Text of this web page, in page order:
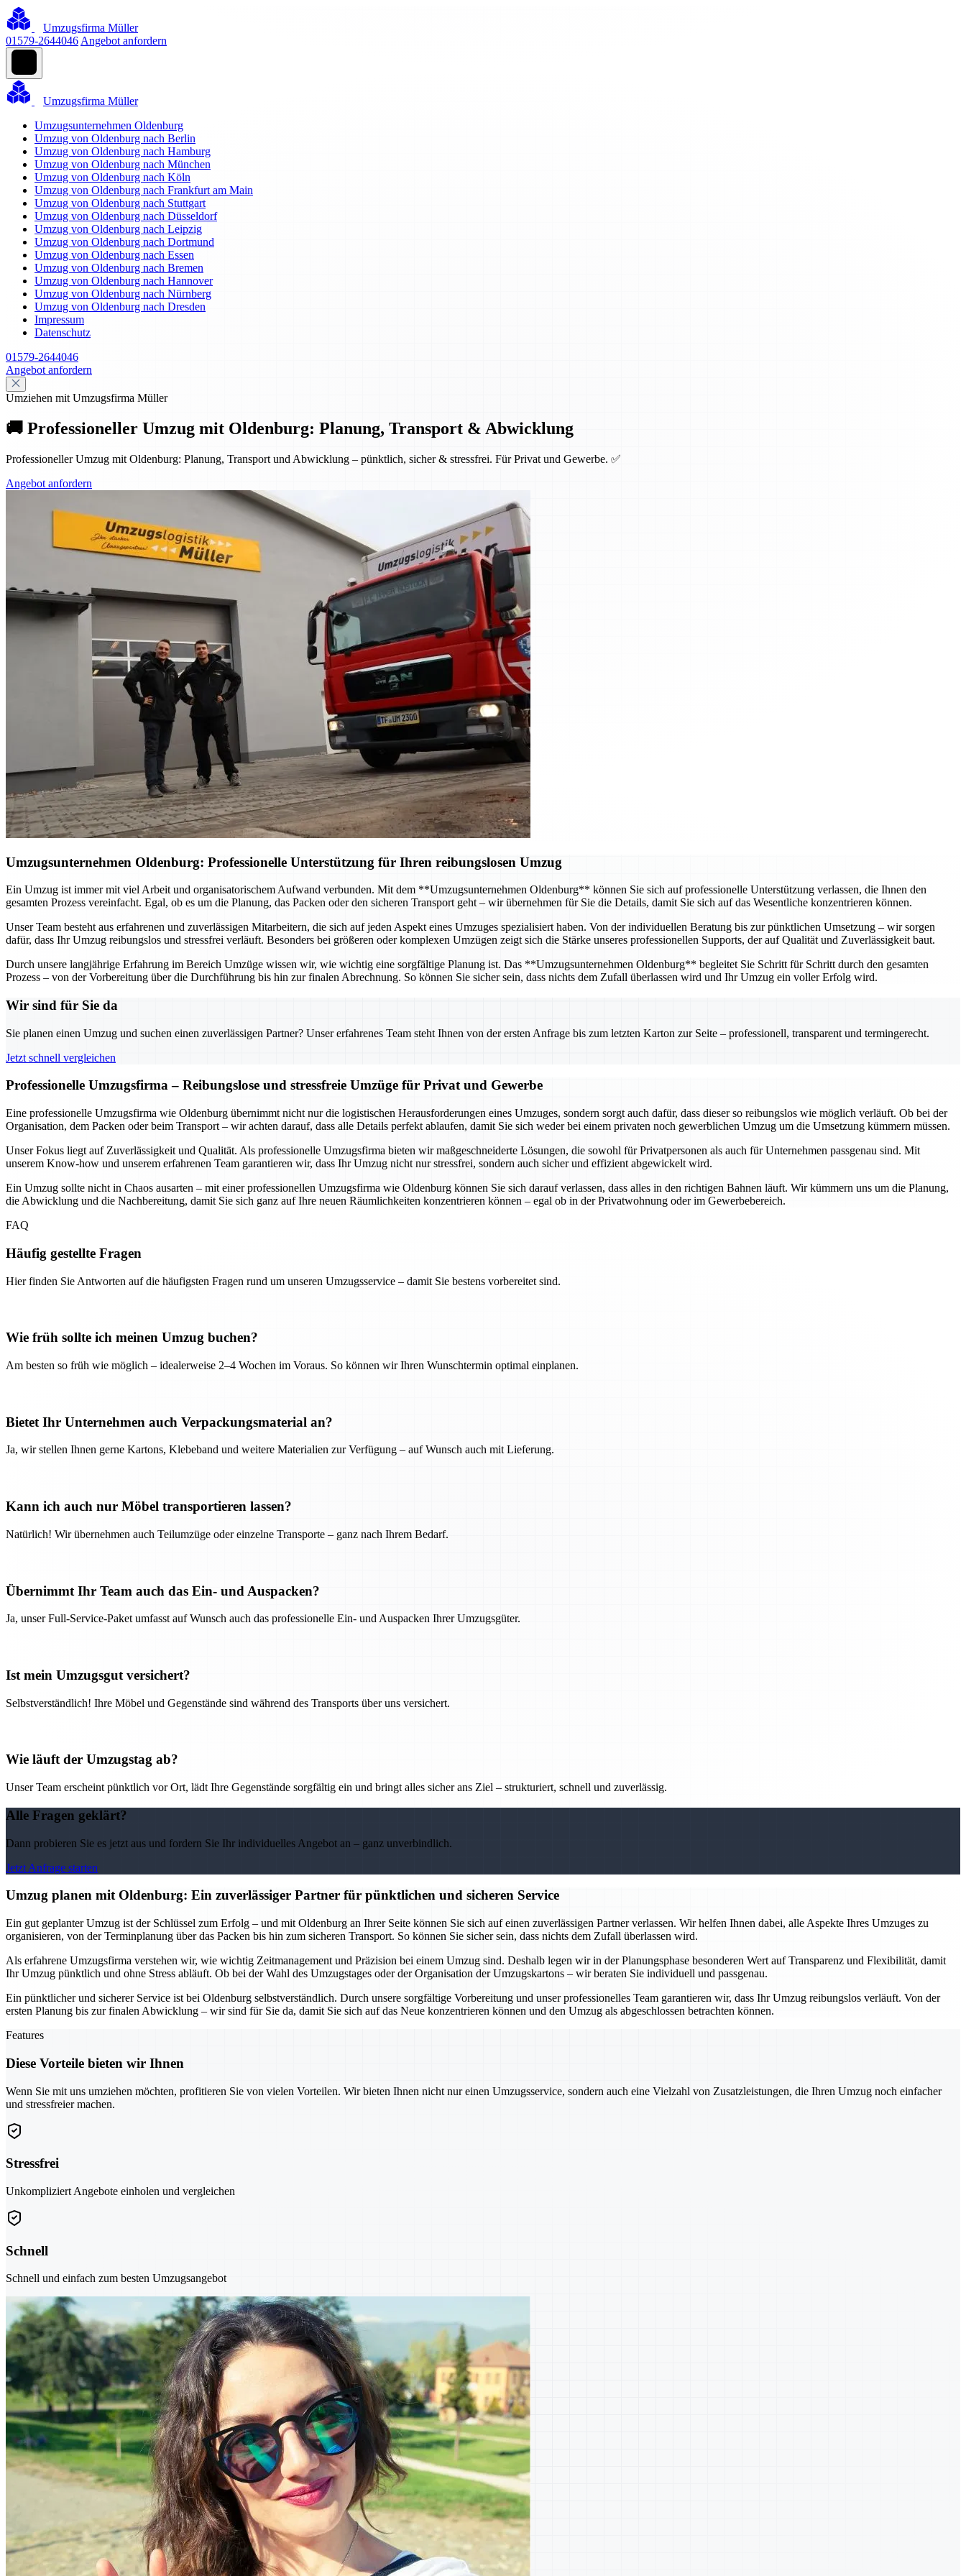
Umzugsfirma Müller
01579-2644046 Angebot anfordern
Umzugsfirma Müller
Umzugsunternehmen Oldenburg
Umzug von Oldenburg nach Berlin
Umzug von Oldenburg nach Hamburg
Umzug von Oldenburg nach München
Umzug von Oldenburg nach Köln
Umzug von Oldenburg nach Frankfurt am Main
Umzug von Oldenburg nach Stuttgart
Umzug von Oldenburg nach Düsseldorf
Umzug von Oldenburg nach Leipzig
Umzug von Oldenburg nach Dortmund
Umzug von Oldenburg nach Essen
Umzug von Oldenburg nach Bremen
Umzug von Oldenburg nach Hannover
Umzug von Oldenburg nach Nürnberg
Umzug von Oldenburg nach Dresden
Impressum
Datenschutz
01579-2644046
Angebot anfordern
Umziehen mit Umzugsfirma Müller
🚚 Professioneller Umzug mit Oldenburg: Planung, Transport & Abwicklung
Professioneller Umzug mit Oldenburg: Planung, Transport und Abwicklung – pünktlich, sicher & stressfrei. Für Privat und Gewerbe. ✅
Angebot anfordern
Umzugsunternehmen Oldenburg: Professionelle Unterstützung für Ihren reibungslosen Umzug
Ein Umzug ist immer mit viel Arbeit und organisatorischem Aufwand verbunden. Mit dem **Umzugsunternehmen Oldenburg** können Sie sich auf professionelle Unterstützung verlassen, die Ihnen den
gesamten Prozess vereinfacht. Egal, ob es um die Planung, das Packen oder den sicheren Transport geht – wir übernehmen für Sie die Details, damit Sie sich auf das Wesentliche konzentrieren können.
Unser Team besteht aus erfahrenen und zuverlässigen Mitarbeitern, die sich auf jeden Aspekt eines Umzuges spezialisiert haben. Von der individuellen Beratung bis zur pünktlichen Umsetzung – wir sorgen
dafür, dass Ihr Umzug reibungslos und stressfrei verläuft. Besonders bei größeren oder komplexen Umzügen zeigt sich die Stärke unseres professionellen Supports, der auf Qualität und Zuverlässigkeit baut.
Durch unsere langjährige Erfahrung im Bereich Umzüge wissen wir, wie wichtig eine sorgfältige Planung ist. Das **Umzugsunternehmen Oldenburg** begleitet Sie Schritt für Schritt durch den gesamten
Prozess – von der Vorbereitung über die Durchführung bis hin zur finalen Abrechnung. So können Sie sicher sein, dass nichts dem Zufall überlassen wird und Ihr Umzug ein voller Erfolg wird.
Wir sind für Sie da
Sie planen einen Umzug und suchen einen zuverlässigen Partner? Unser erfahrenes Team steht Ihnen von der ersten Anfrage bis zum letzten Karton zur Seite – professionell, transparent und termingerecht.
Jetzt schnell vergleichen
Professionelle Umzugsfirma – Reibungslose und stressfreie Umzüge für Privat und Gewerbe
Eine professionelle Umzugsfirma wie Oldenburg übernimmt nicht nur die logistischen Herausforderungen eines Umzuges, sondern sorgt auch dafür, dass dieser so reibungslos wie möglich verläuft. Ob bei der
Organisation, dem Packen oder beim Transport – wir achten darauf, dass alle Details perfekt ablaufen, damit Sie sich weder bei einem privaten noch gewerblichen Umzug um die Umsetzung kümmern müssen.
Unser Fokus liegt auf Zuverlässigkeit und Qualität. Als professionelle Umzugsfirma bieten wir maßgeschneiderte Lösungen, die sowohl für Privatpersonen als auch für Unternehmen passgenau sind. Mit
unserem Know-how und unserem erfahrenen Team garantieren wir, dass Ihr Umzug nicht nur stressfrei, sondern auch sicher und effizient abgewickelt wird.
Ein Umzug sollte nicht in Chaos ausarten – mit einer professionellen Umzugsfirma wie Oldenburg können Sie sich darauf verlassen, dass alles in den richtigen Bahnen läuft. Wir kümmern uns um die Planung,
die Abwicklung und die Nachbereitung, damit Sie sich ganz auf Ihre neuen Räumlichkeiten konzentrieren können – egal ob in der Privatwohnung oder im Gewerbebereich.
FAQ
Häufig gestellte Fragen
Hier finden Sie Antworten auf die häufigsten Fragen rund um unseren Umzugsservice – damit Sie bestens vorbereitet sind.
Wie früh sollte ich meinen Umzug buchen?
Am besten so früh wie möglich – idealerweise 2–4 Wochen im Voraus. So können wir Ihren Wunschtermin optimal einplanen.
Bietet Ihr Unternehmen auch Verpackungsmaterial an?
Ja, wir stellen Ihnen gerne Kartons, Klebeband und weitere Materialien zur Verfügung – auf Wunsch auch mit Lieferung.
Kann ich auch nur Möbel transportieren lassen?
Natürlich! Wir übernehmen auch Teilumzüge oder einzelne Transporte – ganz nach Ihrem Bedarf.
Übernimmt Ihr Team auch das Ein- und Auspacken?
Ja, unser Full-Service-Paket umfasst auf Wunsch auch das professionelle Ein- und Auspacken Ihrer Umzugsgüter.
Ist mein Umzugsgut versichert?
Selbstverständlich! Ihre Möbel und Gegenstände sind während des Transports über uns versichert.
Wie läuft der Umzugstag ab?
Unser Team erscheint pünktlich vor Ort, lädt Ihre Gegenstände sorgfältig ein und bringt alles sicher ans Ziel – strukturiert, schnell und zuverlässig.
Alle Fragen geklärt?
Dann probieren Sie es jetzt aus und fordern Sie Ihr individuelles Angebot an – ganz unverbindlich.
Jetzt Anfrage starten
Umzug planen mit Oldenburg: Ein zuverlässiger Partner für pünktlichen und sicheren Service
Ein gut geplanter Umzug ist der Schlüssel zum Erfolg – und mit Oldenburg an Ihrer Seite können Sie sich auf einen zuverlässigen Partner verlassen. Wir helfen Ihnen dabei, alle Aspekte Ihres Umzuges zu
organisieren, von der Terminplanung über das Packen bis hin zum sicheren Transport. So können Sie sicher sein, dass nichts dem Zufall überlassen wird.
Als erfahrene Umzugsfirma verstehen wir, wie wichtig Zeitmanagement und Präzision bei einem Umzug sind. Deshalb legen wir in der Planungsphase besonderen Wert auf Transparenz und Flexibilität, damit
Ihr Umzug pünktlich und ohne Stress abläuft. Ob bei der Wahl des Umzugstages oder der Organisation der Umzugskartons – wir beraten Sie individuell und passgenau.
Ein pünktlicher und sicherer Service ist bei Oldenburg selbstverständlich. Durch unsere sorgfältige Vorbereitung und unser professionelles Team garantieren wir, dass Ihr Umzug reibungslos verläuft. Von der
ersten Planung bis zur finalen Abwicklung – wir sind für Sie da, damit Sie sich auf das Neue konzentrieren können und den Umzug als abgeschlossen betrachten können.
Features
Diese Vorteile bieten wir Ihnen
Wenn Sie mit uns umziehen möchten, profitieren Sie von vielen Vorteilen. Wir bieten Ihnen nicht nur einen Umzugsservice, sondern auch eine Vielzahl von Zusatzleistungen, die Ihren Umzug noch einfacher
und stressfreier machen.
Stressfrei
Unkompliziert Angebote einholen und vergleichen
Schnell
Schnell und einfach zum besten Umzugsangebot